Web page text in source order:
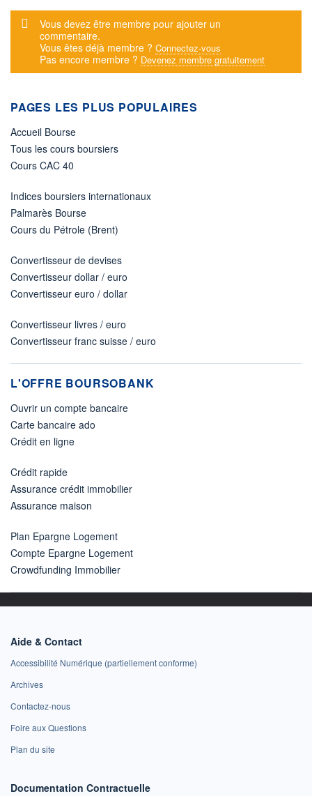
Message d'alerte
Vous devez être membre pour ajouter un
commentaire.
Vous êtes déjà membre ? Connectez-vous
Pas encore membre ? Devenez membre gratuitement
PAGES LES PLUS POPULAIRES
Accueil Bourse
Tous les cours boursiers
Cours CAC 40
Indices boursiers internationaux
Palmarès Bourse
Cours du Pétrole (Brent)
Convertisseur de devises
Convertisseur dollar / euro
Convertisseur euro / dollar
Convertisseur livres / euro
Convertisseur franc suisse / euro
L'OFFRE BOURSOBANK
Ouvrir un compte bancaire
Carte bancaire ado
Crédit en ligne
Crédit rapide
Assurance crédit immobilier
Assurance maison
Plan Epargne Logement
Compte Epargne Logement
Crowdfunding Immobilier
Aide & Contact
Accessibilité Numérique (partiellement conforme)
Archives
Contactez-nous
Foire aux Questions
Plan du site
Documentation Contractuelle